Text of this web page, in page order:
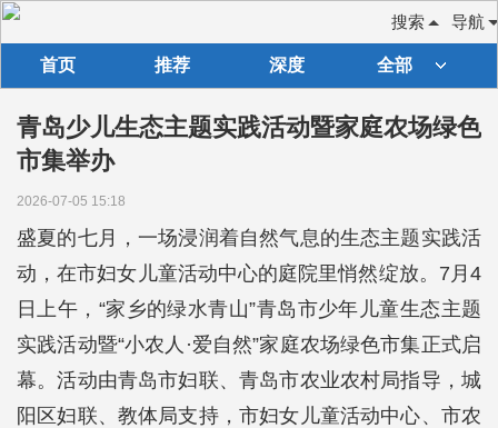
导航
搜索
首页 推荐 深度 全部
青岛少儿生态主题实践活动暨家庭农场绿色
市集举办
2026-07-05 15:18
盛夏的七月，一场浸润着自然气息的生态主题实践活
动，在市妇女儿童活动中心的庭院里悄然绽放。7月4
日上午，“家乡的绿水青山”青岛市少年儿童生态主题
实践活动暨“小农人·爱自然”家庭农场绿色市集正式启
幕。活动由青岛市妇联、青岛市农业农村局指导，城
阳区妇联、教体局支持，市妇女儿童活动中心、市农